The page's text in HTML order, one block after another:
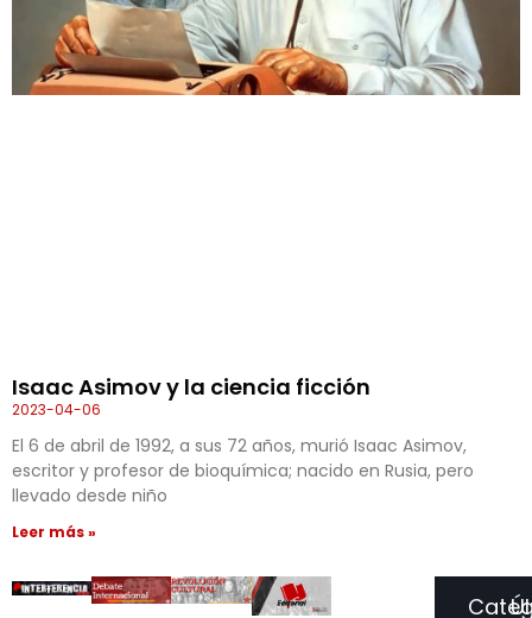
Isaac Asimov y la ciencia ficción
2023-04-06
El 6 de abril de 1992, a sus 72 años, murió Isaac Asimov,
escritor y profesor de bioquímica; nacido en Rusia, pero
llevado desde niño
Leer más »